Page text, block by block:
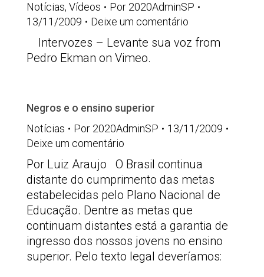
Notícias, Vídeos Por 2020AdminSP
13/11/2009
Deixe um comentário
Intervozes – Levante sua voz from
Pedro Ekman on Vimeo.
Negros e o ensino superior
Notícias
Por 2020AdminSP
13/11/2009
Deixe um comentário
Por Luiz Araujo O Brasil continua
distante do cumprimento das metas
estabelecidas pelo Plano Nacional de
Educação. Dentre as metas que
continuam distantes está a garantia de
ingresso dos nossos jovens no ensino
superior. Pelo texto legal deveríamos: